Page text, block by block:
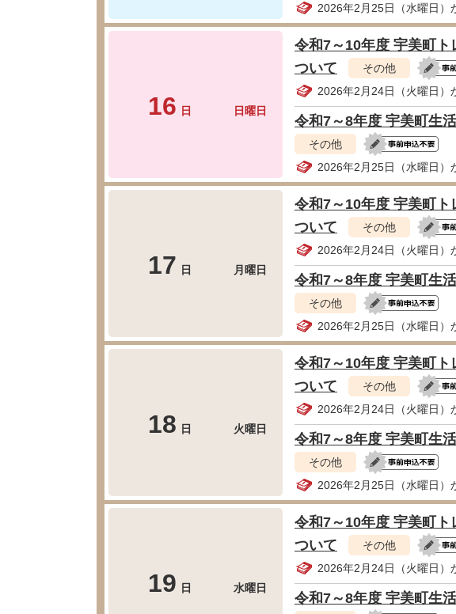
2026年2月25日（水曜日）
16 日 日曜日
令和7～10年度 宇美町
ついて
その他
2026年2月24日（火曜日）
令和7～8年度 宇美町生
その他
2026年2月25日（水曜日）
17 日 月曜日
令和7～10年度 宇美町
ついて
その他
2026年2月24日（火曜日）
令和7～8年度 宇美町生
その他
2026年2月25日（水曜日）
18 日 火曜日
令和7～10年度 宇美町
ついて
その他
2026年2月24日（火曜日）
令和7～8年度 宇美町生
その他
2026年2月25日（水曜日）
19 日 水曜日
令和7～10年度 宇美町
ついて
その他
2026年2月24日（火曜日）
令和7～8年度 宇美町生